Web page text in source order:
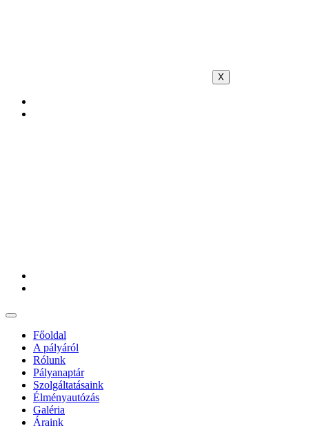
X
Főoldal
A pályáról
Rólunk
Pályanaptár
Szolgáltatásaink
Élményautózás
Galéria
Áraink